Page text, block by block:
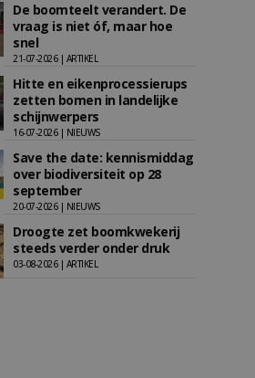
De boomteelt verandert. De
vraag is niet óf, maar hoe
snel
21-07-2026 | ARTIKEL
Hitte en eikenprocessierups
zetten bomen in landelijke
schijnwerpers
16-07-2026 | NIEUWS
Save the date: kennismiddag
over biodiversiteit op 28
september
20-07-2026 | NIEUWS
Droogte zet boomkwekerij
steeds verder onder druk
03-08-2026 | ARTIKEL